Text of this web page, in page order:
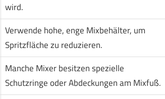
wird.
Verwende hohe, enge Mixbehälter, um
Spritzfläche zu reduzieren.
Manche Mixer besitzen spezielle
Schutzringe oder Abdeckungen am Mixfuß.